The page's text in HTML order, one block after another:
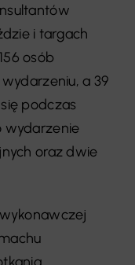
i targach
osób
a 39
podczas
wydarzenie
oraz dwie